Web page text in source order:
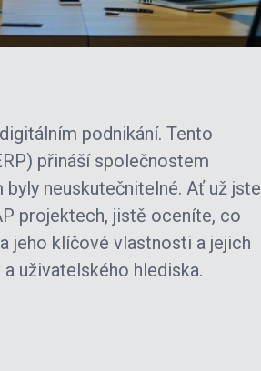
podnikání. Tento
přináší společnostem
neuskutečnitelné. Ať už jste
projektech, jistě oceníte, co
jeho klíčové vlastnosti a jejich
uživatelského hlediska.